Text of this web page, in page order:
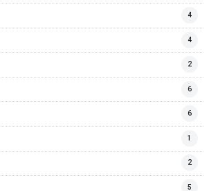
4
4
2
6
6
1
2
5